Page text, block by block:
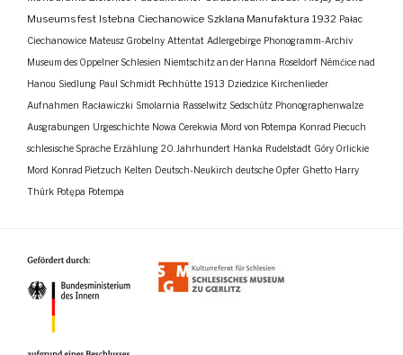
Museumsfest Istebna Ciechanowice Szklana Manufaktura 1932 Pałac
Ciechanowice Mateusz Grobelny Attentat Adlergebirge Phonogramm-Archiv
Museum des Oppelner Schlesien Niemtschitz an der Hanna Roseldorf Némčice nad
Hanou Siedlung Paul Schmidt Pechhütte 1913 Dziedzice Kirchenlieder
Aufnahmen Racławiczki Smolarnia Rasselwitz Sedschütz Phonographenwalze
Ausgrabungen Urgeschichte Nowa Cerekwia Mord von Potempa Konrad Piecuch
schlesische Sprache Erzählung 20. Jahrhundert Hanka Rudelstadt Góry Orlickie
Mord Konrad Pietzuch Kelten Deutsch-Neukirch deutsche Opfer Ghetto Harry
Thürk Potępa Potempa